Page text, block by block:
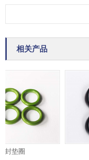
相关产品
垫圈